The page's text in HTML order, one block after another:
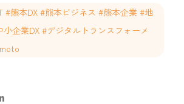
#熊本DX #熊本ビジネス #熊本企業 #地
小企業DX #デジタルトランスフォーメ